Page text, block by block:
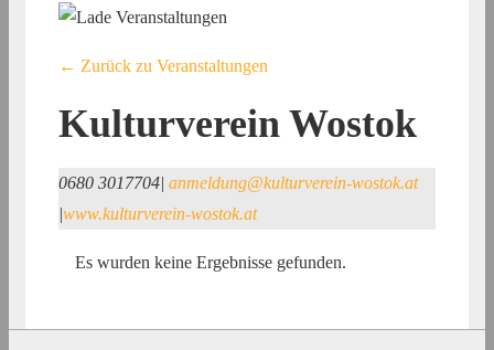
← Zurück zu Veranstaltungen
Kulturverein Wostok
0680 3017704| anmeldung@kulturverein-wostok.at
|www.kulturverein-wostok.at
Es wurden keine Ergebnisse gefunden.